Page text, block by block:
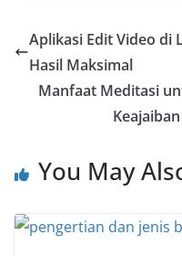
Aplikasi Edit Video di
Hasil Maksimal
Manfaat Meditasi
You May